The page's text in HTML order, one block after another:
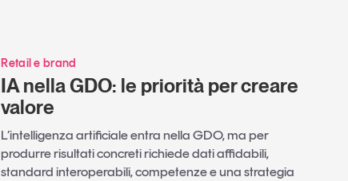
Retail e brand
IA nella GDO: le priorità per creare
valore
L’intelligenza artificiale entra nella GDO, ma per
produrre risultati concreti richiede dati affidabili,
standard interoperabili, competenze e una strategia